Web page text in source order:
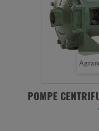
POMPE